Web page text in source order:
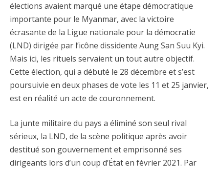
élections avaient marqué une étape démocratique
importante pour le Myanmar, avec la victoire
écrasante de la Ligue nationale pour la démocratie
(LND) dirigée par l’icône dissidente Aung San Suu Kyi.
Mais ici, les rituels servaient un tout autre objectif.
Cette élection, qui a débuté le 28 décembre et s’est
poursuivie en deux phases de vote les 11 et 25 janvier,
est en réalité un acte de couronnement.
La junte militaire du pays a éliminé son seul rival
sérieux, la LND, de la scène politique après avoir
destitué son gouvernement et emprisonné ses
dirigeants lors d’un coup d’État en février 2021. Par